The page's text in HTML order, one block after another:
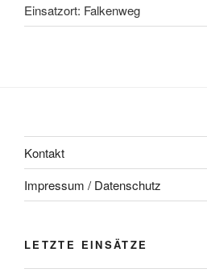
Einsatzort: Falkenweg
Kontakt
Impressum / Datenschutz
LETZTE EINSÄTZE